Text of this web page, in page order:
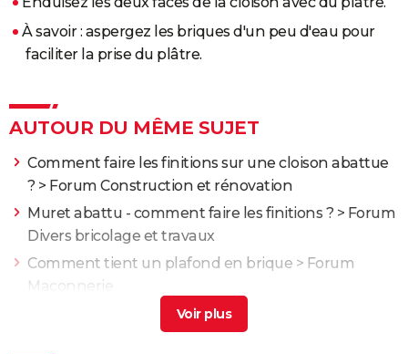
À savoir : aspergez les briques d'un peu d'eau pour
faciliter la prise du plâtre.
AUTOUR DU MÊME SUJET
Comment faire les finitions sur une cloison abattue
? > Forum Construction et rénovation
Muret abattu - comment faire les finitions ? > Forum
Divers bricolage et travaux
Comment tient un plafond en brique > Forum
Maçonnerie
Recouvrir un mur en brique intérieur
Bricolage / outillage